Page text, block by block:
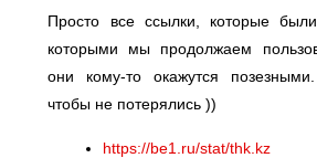
Просто все ссылки, которые
которыми мы продолжаем
они кому-то окажутся
чтобы не потерялись ))
https://be1.ru/stat/thk.kz